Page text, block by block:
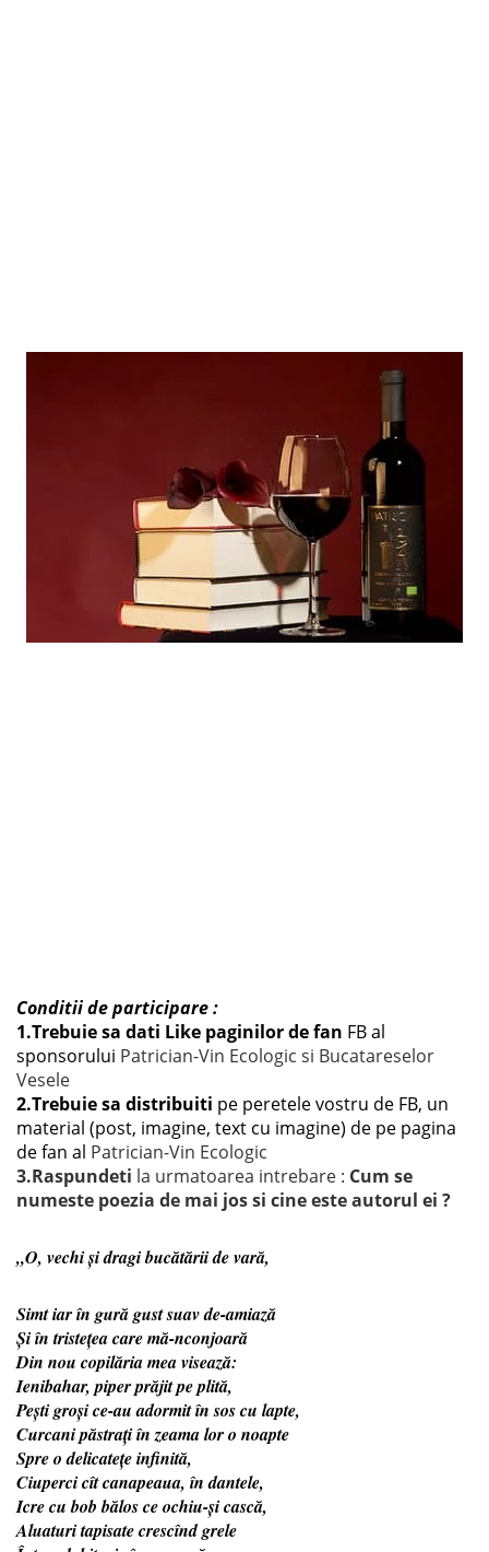
Conditii de participare :
1.Trebuie sa dati Like paginilor de fan FB al
sponsorului Patrician-Vin Ecologic si Bucatareselor
Vesele
2.Trebuie sa distribuiti pe peretele vostru de FB, un
material (post, imagine, text cu imagine) de pe pagina
de fan al Patrician-Vin Ecologic
3.Raspundeti la urmatoarea intrebare : Cum se
numeste poezia de mai jos si cine este autorul ei ?
„O, vechi şi dragi bucătării de vară,
Simt iar în gură gust suav de-amiază
Şi în tristeţea care mă-nconjoară
Din nou copilăria mea visează:
Ienibahar, piper prăjit pe plită,
Peşti groşi ce-au adormit în sos cu lapte,
Curcani păstraţi în zeama lor o noapte
Spre o delicateţe infinită,
Ciuperci cît canapeaua, în dantele,
Icre cu bob bălos ce ochiu-şi cască,
Aluaturi tapisate crescînd grele